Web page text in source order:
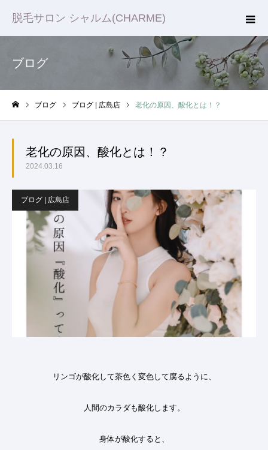
脱毛サロン シャルム(CHARME)
ブログ
ブログ ブログ | 広島店 老化の原因、酸化とは！？
老化の原因、酸化とは！？
2024.03.16
ブログ | 広島店
リンゴが酸化して茶色く変色して腐るように、
人間のカラダも酸化します。
身体が酸化すると、